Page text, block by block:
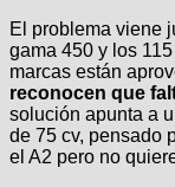
El problema viene
gama 450 y los
marcas están
reconocen que
solución apunta a
de 75 cv, pensado
el A2 pero no